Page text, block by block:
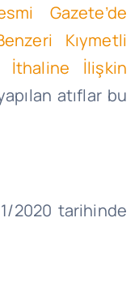
Gazete’de
Kıymetli
İthaline İlişkin
atıflar bu
2020 tarihinde